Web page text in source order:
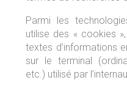
Parmi les
utilise des « cookies
textes d’informations
sur le terminal
etc.) utilisé par